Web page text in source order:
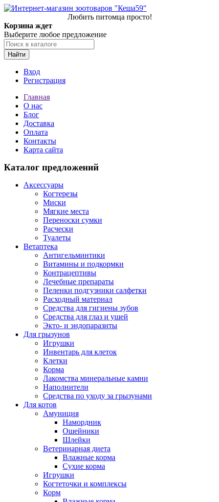
Любить питомца просто!
Корзина ждет
Выберите любое предложение
Найти
Вход
Регистрация
Главная
О нас
Блог
Доставка
Оплата
Контакты
Карта сайта
Каталог предложений
Аксессуары
Когтерезы
Миски
Мягкие места
Переноски сумки
Расчески
Туалеты
Ветаптека
Антигельминтики
Витамины и подкормки
Контрацептивы
Лечебные препараты
Пеленки подгузники салфетки
Расходный материал
Средства для гигиены зубов
Средства для глаз и ушей
Экто- и эндопаразиты
Для грызунов
Игрушки
Инвентарь для клеток
Клетки
Корма
Лакомства минеральные камни
Наполнители
Средства по уходу за грызунами
Для котов
Амуниция
Намордник
Ошейники
Шлейки
Ветеринарная диета
Влажные корма
Сухие корма
Игрушки
Когтеточки и комплексы
Корм